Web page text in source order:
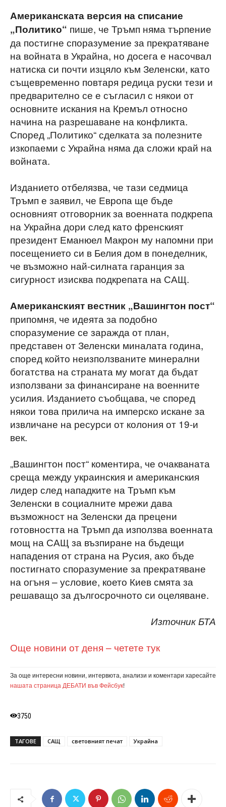
Американската версия на списание
„Политико“ пише, че Тръмп няма търпение
да постигне споразумение за прекратяване
на войната в Украйна, но досега е насочвал
натиска си почти изцяло към Зеленски, като
същевременно повтаря редица руски тези и
предварително се е съгласил с някои от
основните искания на Кремъл относно
начина на разрешаване на конфликта.
Според „Политико“ сделката за полезните
изкопаеми с Украйна няма да сложи край на
войната.
Изданието отбелязва, че тази седмица
Тръмп е заявил, че Европа ще бъде
основният отговорник за военната подкрепа
на Украйна дори след като френският
президент Еманюел Макрон му напомни при
посещението си в Белия дом в понеделник,
че възможно най-силната гаранция за
сигурност изисква подкрепата на САЩ.
Американският вестник „Вашингтон пост“
припомня, че идеята за подобно
споразумение се заражда от план,
представен от Зеленски миналата година,
според който неизползваните минерални
богатства на страната му могат да бъдат
използвани за финансиране на военните
усилия. Изданието съобщава, че според
някои това прилича на имперско искане за
извличане на ресурси от колония от 19-и
век.
„Вашингтон пост“ коментира, че очакваната
среща между украинския и американския
лидер след нападките на Тръмп към
Зеленски в социалните мрежи дава
възможност на Зеленски да прецени
готовността на Тръмп да използва военната
мощ на САЩ за възпиране на бъдещи
нападения от страна на Русия, ако бъде
постигнато споразумение за прекратяване
на огъня – условие, което Киев смята за
решаващо за дългосрочното си оцеляване.
Източник БТА
Още новини от деня – четете тук
За още интересни новини, интервюта, анализи и коментари харесайте
нашата страница ДЕБАТИ във Фейсбук!
3750
ТАГОВЕ САЩ световният печат Украйна